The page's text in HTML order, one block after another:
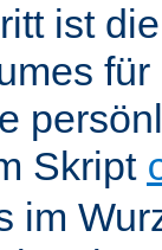
ist
Skript
im